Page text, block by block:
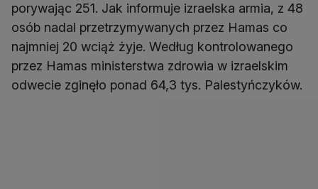
porywając 251. Jak informuje izraelska armia, z 48
osób nadal przetrzymywanych przez Hamas co
najmniej 20 wciąż żyje. Według kontrolowanego
przez Hamas ministerstwa zdrowia w izraelskim
odwecie zginęło ponad 64,3 tys. Palestyńczyków.